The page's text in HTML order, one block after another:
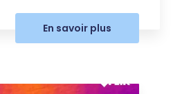
En savoir plus